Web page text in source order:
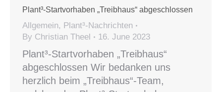
Plant³-Startvorhaben „Treibhaus“ abgeschlossen
Allgemein, Plant³-Nachrichten
By Christian Theel 16. June 2023
Plant³-Startvorhaben „Treibhaus“
abgeschlossen Wir bedanken uns
herzlich beim „Treibhaus“-Team,